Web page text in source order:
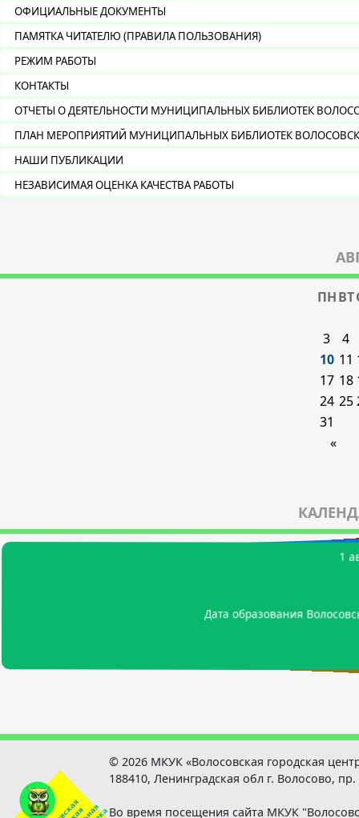
ОФИЦИАЛЬНЫЕ ДОКУМЕНТЫ
ПАМЯТКА ЧИТАТЕЛЮ (ПРАВИЛА ПОЛЬЗОВАНИЯ)
РЕЖИМ РАБОТЫ
КОНТАКТЫ
ОТЧЕТЫ О ДЕЯТЕЛЬНОСТИ МУНИЦИПАЛЬНЫХ БИБЛИОТЕК
ПЛАН МЕРОПРИЯТИЙ МУНИЦИПАЛЬНЫХ БИБЛИОТЕК
НАШИ ПУБЛИКАЦИИ
НЕЗАВИСИМАЯ ОЦЕНКА КАЧЕСТВА РАБОТЫ
ПНВТ
3
4
10 11
17 18
24 25
31
«
21
Родился Мутанен Петр (Пекка)
22
Родился Цыганов Евгений
1
Дата образования
Родился Тикиляйнен
Родился Лосев Валерий Михайлович - арктический
© 2026 МКУК «Волосовская городская
188410, Ленинградская обл г. Волосово,
Во время посещения сайта МКУК